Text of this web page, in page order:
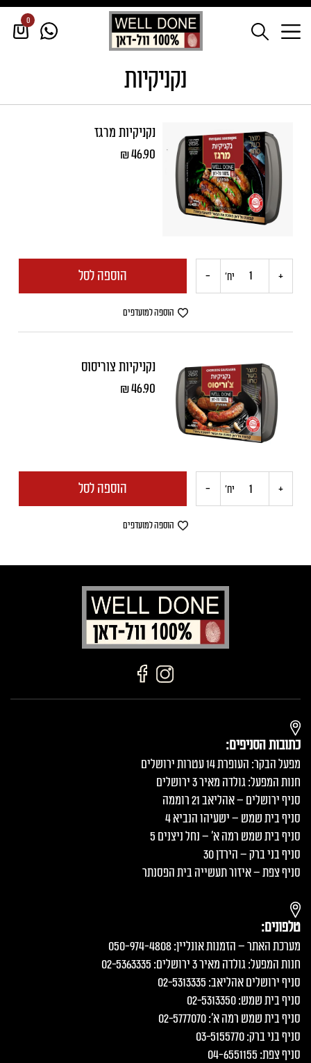
0
/
נקניקיות
נקניקיות מרגז
₪46.90
+
מרגז
יח' - הוספה לסל
הוספה למועדפים
נקניקיות צוריסוס
₪46.90
+ יח' - הוספה לסל
הוספה למועדפים
כתובות הסניפים:
מפעל הבקר: העופרת 14 עטרות ירושלים
חנות המפעל: גולדה מאיר 3 ירושלים
סניף ירושלים – אהליאב 21 רוממה
סניף בית שמש – ישעיהו הנביא 4
סניף בית שמש רמה א׳ – נחל ניצנים 5
סניף בני ברק – הירדן 30
סניף צפת – איזור תעשייה בית הפסנתר
טלפונים:
מערכת האתר – הזמנות אונליין: 050-974-4808
חנות המפעל: גולדה מאיר 3 ירושלים: 02-5363335
סניף ירושלים אהליאב: 02-5313335
סניף בית שמש: 02-5313350
סניף בית שמש רמה א׳: 02-5777070
סניף בני ברק: 03-5155770
סניף צפת: 04-6551155